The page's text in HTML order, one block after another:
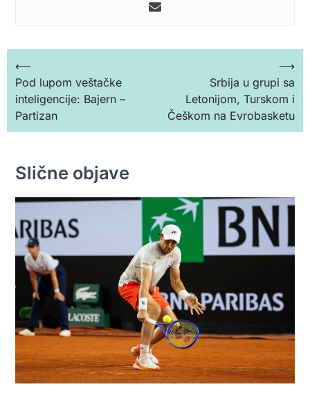
Кретање
чланка
⟵
Pod lupom veštačke
inteligencije: Bajern –
Partizan
Srbija u grupi sa
Letonijom, Turskom i
Češkom na Evrobasketu
⟶
Slične objave